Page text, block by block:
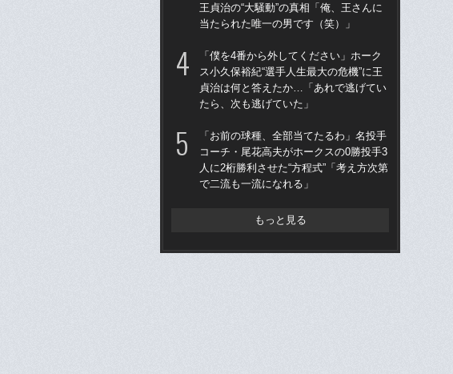
王貞治の“大騒動”の真相「俺、王さんに
当たられた唯一の男です（笑）」
「僕を4番から外してください」ホーク
ス小久保裕紀“選手人生最大の危機”に王
貞治は何と答えたか…「あれで逃げてい
たら、次も逃げていた」
「お前の球種、全部当てたるわ」名投手
コーチ・尾花高夫がホークスの0勝投手3
人に2桁勝利させた“方程式”「考え方次第
で二流も一流になれる」
もっと見る